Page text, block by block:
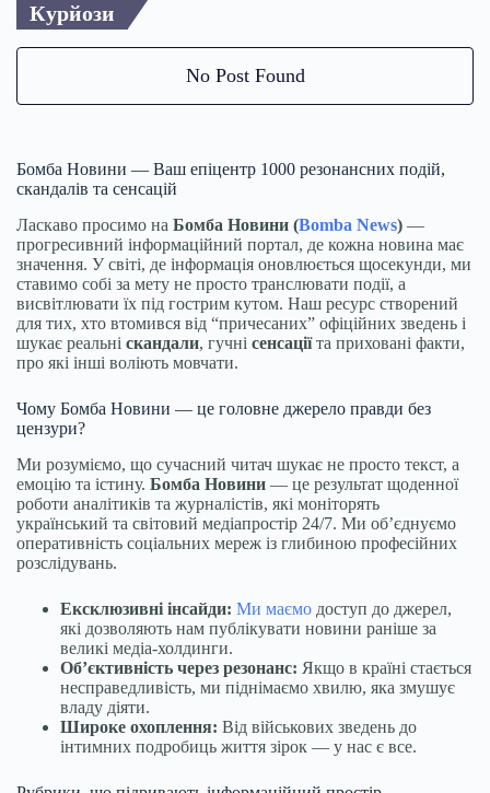
Курйози
No Post Found
Бомба Новини — Ваш епіцентр 1000 резонансних подій,
скандалів та сенсацій
Ласкаво просимо на Бомба Новини (Bomba News) —
прогресивний інформаційний портал, де кожна новина має
значення. У світі, де інформація оновлюється щосекунди, ми
ставимо собі за мету не просто транслювати події, а
висвітлювати їх під гострим кутом. Наш ресурс створений
для тих, хто втомився від “причесаних” офіційних зведень і
шукає реальні скандали, гучні сенсаціїта приховані факти,
про які інші воліють мовчати.
Чому Бомба Новини — це головне джерело правди без
цензури?
Ми розуміємо, що сучасний читач шукає не просто текст, а
емоцію та істину. Бомба Новини — це результат щоденної
роботи аналітиків та журналістів, які моніторять
український та світовий медіапростір 24/7. Ми об’єднуємо
оперативність соціальних мереж із глибиною професійних
розслідувань.
Ексклюзивні інсайди: Ми маємо доступ до джерел,
які дозволяють нам публікувати новини раніше за
великі медіа-холдинги.
Об’єктивність через резонанс: Якщо в країні стається
несправедливість, ми піднімаємо хвилю, яка змушує
владу діяти.
Широке охоплення: Від військових зведень до
інтимних подробиць життя зірок — у нас є все.